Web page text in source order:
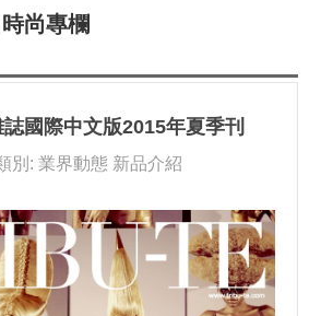
尚專欄
國際中文版2015年夏季刊
: 業界動態 新品介紹